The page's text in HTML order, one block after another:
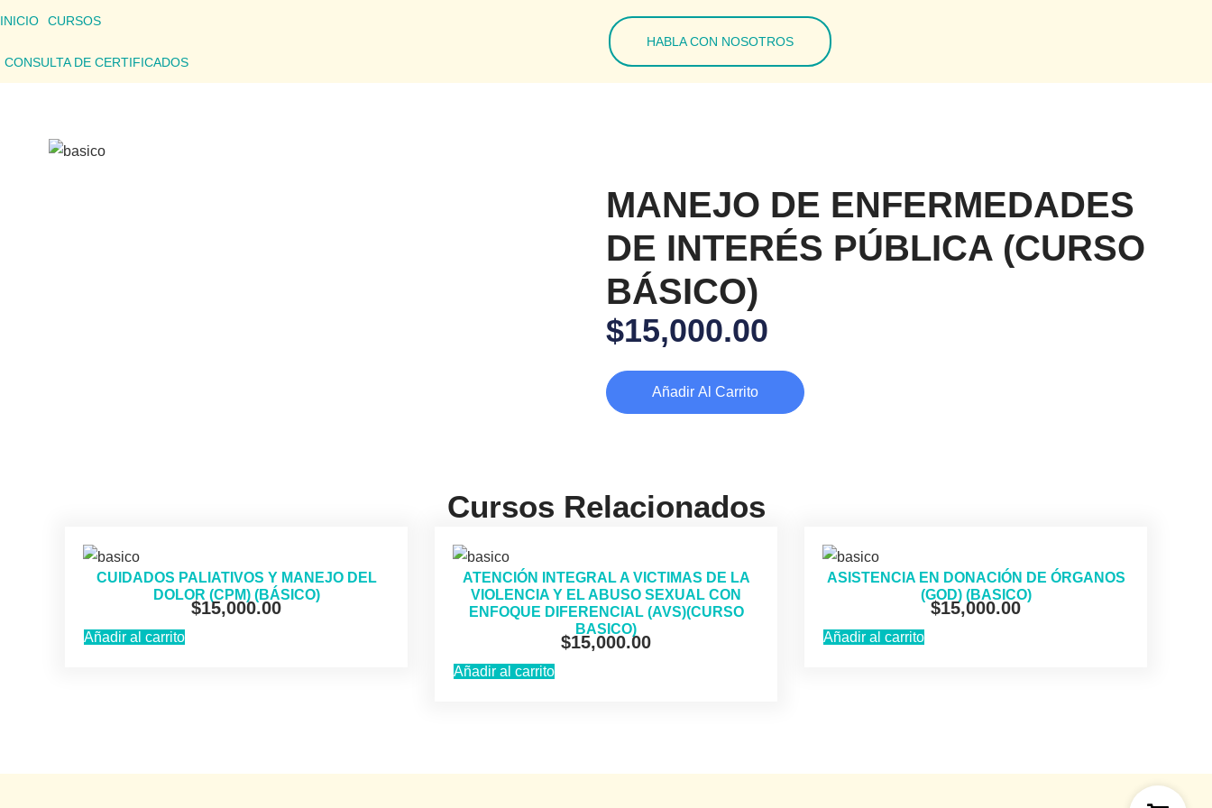
INICIO CURSOS
CONSULTA DE CERTIFICADOS
HABLA CON NOSOTROS
MANEJO DE ENFERMEDADES
DE INTERÉS PÚBLICA (CURSO
BÁSICO)
$15,000.00
Añadir Al Carrito
Cursos Relacionados
CUIDADOS PALIATIVOS Y MANEJO DEL
DOLOR (CPM) (BÁSICO)
$15,000.00
Añadir al carrito
ATENCIÓN INTEGRAL A VICTIMAS DE LA
VIOLENCIA Y EL ABUSO SEXUAL CON
ENFOQUE DIFERENCIAL (AVS)(CURSO
BASICO)
$15,000.00
Añadir al carrito
ASISTENCIA EN DONACIÓN DE ÓRGANOS
(GOD) (BASICO)
$15,000.00
Añadir al carrito